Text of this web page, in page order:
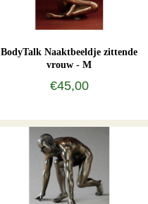
BodyTalk Naaktbeeldje zittende
vrouw - M
€45,00